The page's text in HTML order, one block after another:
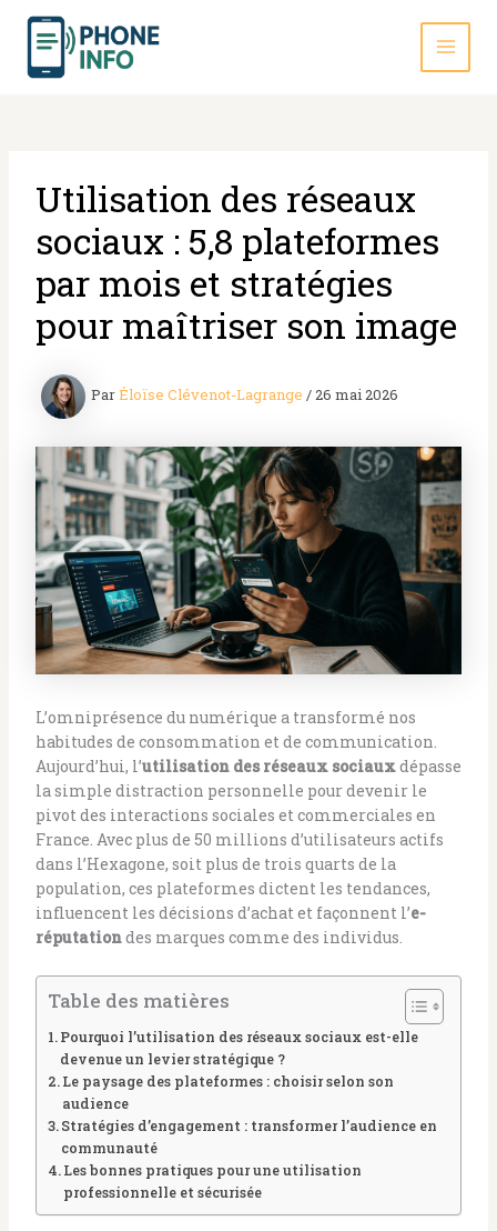
Aller
Utilisation des réseaux
sociaux : 5,8 plateformes
par mois et stratégies
pour maîtriser son image
ParÉloïse Clévenot-Lagrange /26 mai 2026
L’omniprésence du numérique a transformé nos
habitudes de consommation et de communication.
Aujourd’hui, l’utilisation des réseaux sociauxdépasse
la simple distraction personnelle pour devenir le
pivot des interactions sociales et commerciales en
France. Avec plus de 50 millions d’utilisateurs actifs
dans l’Hexagone, soit plus de trois quarts de la
population, ces plateformes dictent les tendances,
influencent les décisions d’achat et façonnent l’e-
réputationdes marques comme des individus.
Table des matières
Pourquoi l’utilisation des réseaux sociaux est-elle
devenue un levier stratégique ?
Le paysage des plateformes : choisir selon son
audience
Stratégies d’engagement : transformer l’audience en
communauté
Les bonnes pratiques pour une utilisation
professionnelle et sécurisée